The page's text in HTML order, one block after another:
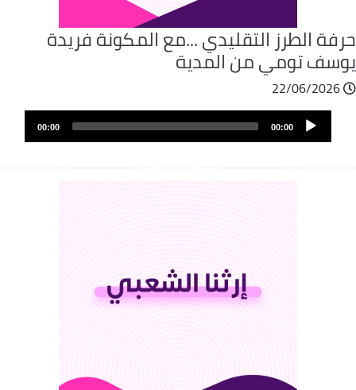
الطرز التقليدي ...مع المكونة فريدة
تومي من المدية
22/06/2026
Audio
Player
00:00
00:00